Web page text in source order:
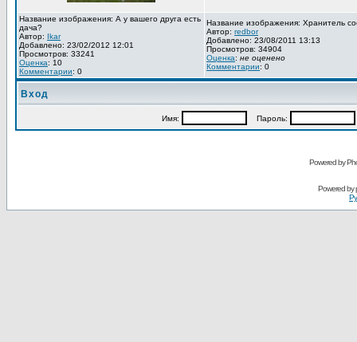
Название изображения: А у вашего друга есть
дача?
Автор: Ikar
Добавлено: 23/02/2012 12:01
Просмотров: 33241
Оценка: 10
Комментарии: 0
Название изображения: Хранитель
Автор: redbor
Добавлено: 23/08/2011 13:13
Просмотров: 34904
Оценка: не оценено
Комментарии: 0
Вход
Имя: Пароль:
Powered by
Powered by